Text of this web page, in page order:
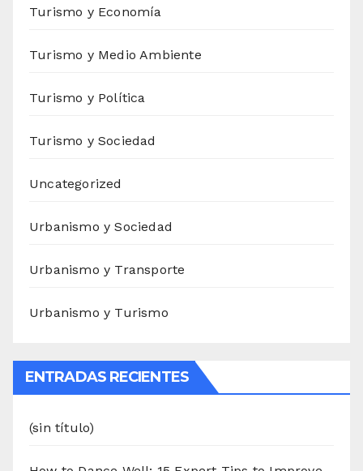
Turismo y Economía
Turismo y Medio Ambiente
Turismo y Política
Turismo y Sociedad
Uncategorized
Urbanismo y Sociedad
Urbanismo y Transporte
Urbanismo y Turismo
ENTRADAS RECIENTES
(sin título)